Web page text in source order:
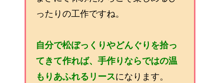
ったりの工作ですね。
自分で松ぼっくりやどんぐりを拾っ
てきて作れば、手作りならではの温
もりあふれるリースになります。